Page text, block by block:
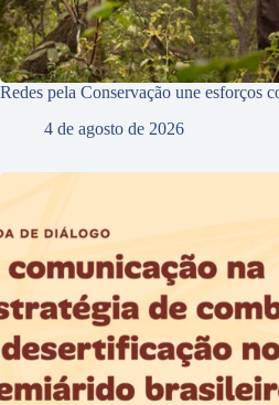
Redes pela Conservação une esforços
4 de agosto de 2026